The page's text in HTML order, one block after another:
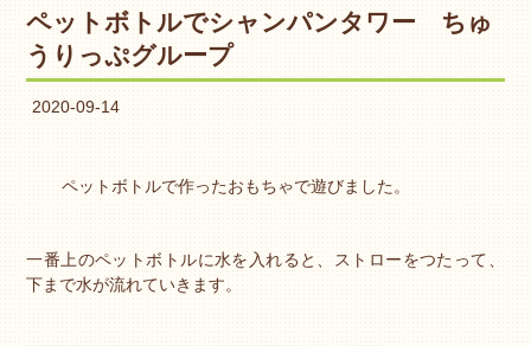
ペットボトルでシャンパンタワー ちゅ
うりっぷグループ
2020-09-14
ペットボトルで作ったおもちゃで遊びました。
一番上のペットボトルに水を入れると、ストローをつたって、
下まで水が流れていきます。